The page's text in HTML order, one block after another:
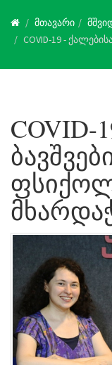
მთავარი
COVID-19 -
COVID-